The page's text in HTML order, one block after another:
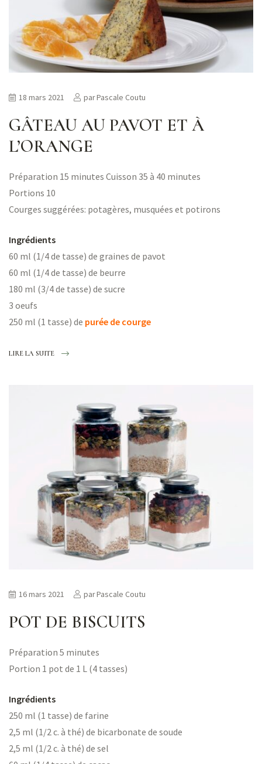
GÂTEAU AU PAVOT ET À
L’ORANGE
18 mars 2021 parPascale Coutu
Préparation 15 minutes Cuisson 35 à 40 minutes
Portions 10
Courges suggérées: potagères, musquées et potirons
Ingrédients
60 ml (1/4 de tasse) de graines de pavot
60 ml (1/4 de tasse) de beurre
180 ml (3/4 de tasse) de sucre
3 oeufs
250 ml (1 tasse) de purée de courge
LIRE LA SUITE
POT DE BISCUITS
16 mars 2021 parPascale Coutu
Préparation 5 minutes
Portion 1 pot de 1 L (4 tasses)
Ingrédients
250 ml (1 tasse) de farine
2,5 ml (1/2 c. à thé) de bicarbonate de soude
2,5 ml (1/2 c. à thé) de sel